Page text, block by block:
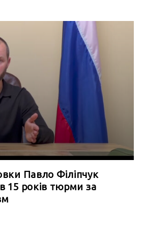
Павло Філіпчук
15 років тюрми за